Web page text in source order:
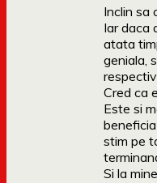
Inclin sa
Iar daca
atata
geniala,
Cred ca
Este si
stim pe
Si la